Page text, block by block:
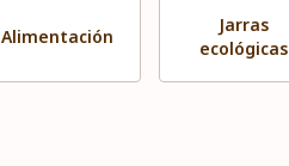
Alimentación
Jarras
ecológicas